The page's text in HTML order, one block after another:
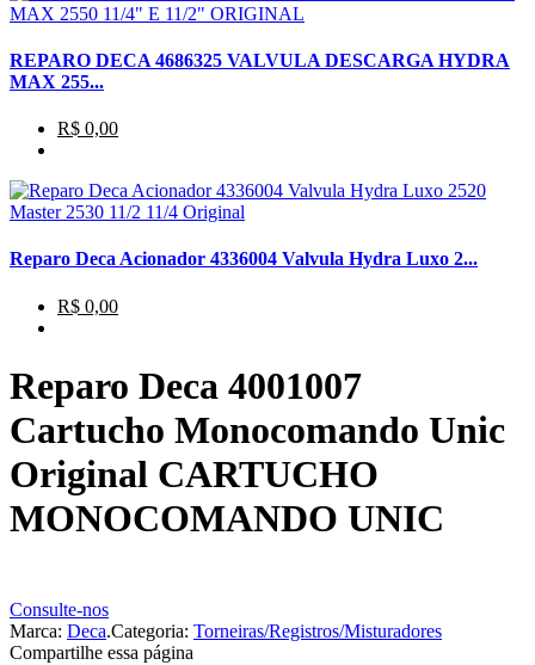
REPARO DECA 4686325 VALVULA DESCARGA HYDRA
MAX 255...
R$ 0,00
Reparo Deca Acionador 4336004 Valvula Hydra Luxo 2...
R$ 0,00
Reparo Deca 4001007
Cartucho Monocomando Unic
Original CARTUCHO
MONOCOMANDO UNIC
Consulte-nos
Marca: Deca.Categoria: Torneiras/Registros/Misturadores
Compartilhe essa página